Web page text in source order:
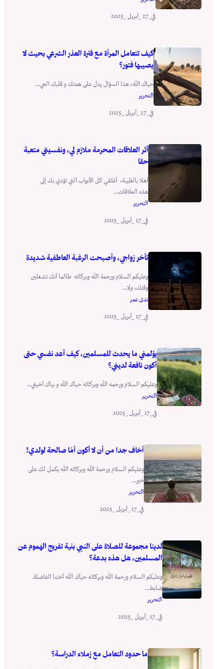
في
كيف تتعامل المرأة مع فترة العذر الشرعي بحيث لا
يصيبها فتور؟
حياك الله، هذا السؤال يدل على همتك و قلبك الحي...
التحرير
في
أثر العلاقات المحرمة ملازم لي، ونفسيتي متعبة
حقا
أهلا بالطيبة، أغلقي كل الأبواب التي تؤدي بك إلى
هذه العلاقات...
التحرير
في
تأخر زواجي، وأصبحت الرغبة العاطفية شديدة
وعليكم السلام ورحمة الله وبركاته طالما أنك تشغلين
وقتك، ولا...
ندى عمر
في_17 _أبريل _2025
يؤلمني ما يحدث للمسلمين، كيف أعد نفسي حتى
أكون نافعة لديني؟
وعليكم السلام ورحمه الله وبركاته حياك الله و بياك أخيتي...
التحرير
في
أخاف جدا من أن لا أكون أمّا صالحة لولدي!
وعليكم السلام ورحمة الله وبركاته الله يكمل لك على
خير...
التحرير
في
لدينا مجموعة للصلاة على النبي بنية تفريج الهموم عن
المسلمين، هل هذه بدعة؟
وعليكم السلام ورحمة الله وبركاته حياك الله أختنا الفاضلة.
ضابط...
التحرير
في_17 _أبريل _2025
ما حدود التعامل مع زملاء الدراسة؟